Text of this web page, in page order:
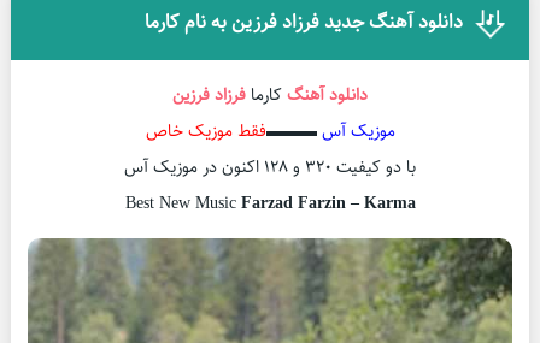
دانلود آهنگ جدید فرزاد فرزین به نام کارما
دانلود آهنگکارما فرزاد فرزین
موزیک آس▬▬▬فقط موزیک خاص
با دو کیفیت ۳۲۰ و ۱۲۸ اکنون در موزیک آس
Best New MusicFarzad Farzin – Karma